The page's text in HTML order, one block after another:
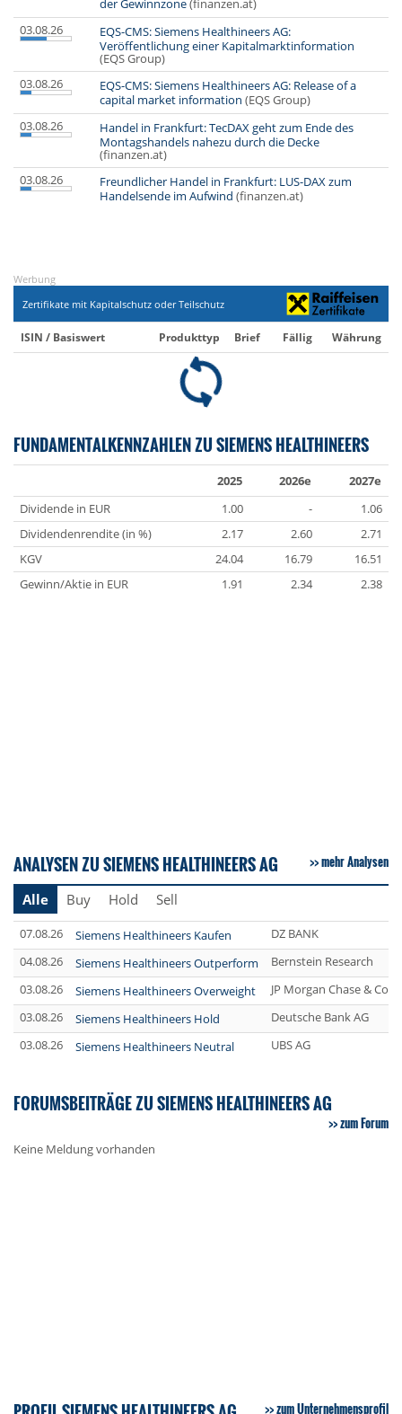
der Gewinnzone(finanzen.at)
03.08.26
EQS-CMS: Siemens Healthineers AG:
Veröffentlichung einer Kapitalmarktinformation
(EQS Group)
03.08.26
EQS-CMS: Siemens Healthineers AG: Release of a
capital market information (EQS Group)
03.08.26
Handel in Frankfurt: TecDAX geht zum Ende des
Montagshandels nahezu durch die Decke
(finanzen.at)
03.08.26
Freundlicher Handel in Frankfurt: LUS-DAX zum
Handelsende im Aufwind (finanzen.at)
Werbung
Zertifikate mit Kapitalschutz oder Teilschutz
ISIN / Basiswert Produkttyp Brief Fällig Währung
FUNDAMENTALKENNZAHLEN ZU SIEMENS HEALTHINEERS
2025 2026e
2027e
Dividende in EUR
1.00 -
1.06
Dividendenrendite (in %)
2.17 2.60
2.71
KGV
24.04 16.79
16.51
Gewinn/Aktie in EUR
1.91 2.34 2.38
ANALYSEN ZU SIEMENS HEALTHINEERS AG mehr Analysen
Alle Buy Hold Sell
07.08.26 Siemens Healthineers Kaufen
DZ BANK
04.08.26
Siemens Healthineers Outperform
Bernstein Research
03.08.26
Siemens Healthineers Overweight
JP Morgan Chase & Co.
03.08.26
Siemens Healthineers Hold
Deutsche Bank AG
03.08.26
Siemens Healthineers Neutral UBS AG
FORUMSBEITRÄGE ZU SIEMENS HEALTHINEERS AG
zum Forum
Keine Meldung vorhanden
zum Unternehmensprofil